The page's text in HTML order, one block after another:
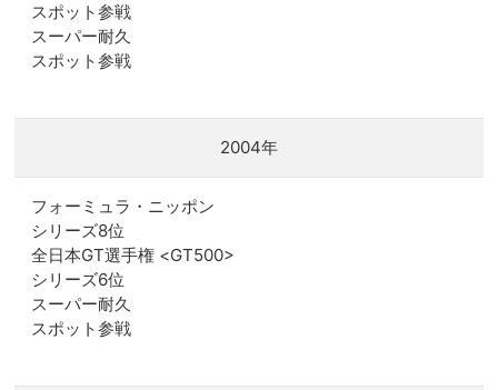
スポット参戦
スーパー耐久
スポット参戦
2004年
フォーミュラ・ニッポン
シリーズ8位
全日本GT選手権 <GT500>
シリーズ6位
スーパー耐久
スポット参戦